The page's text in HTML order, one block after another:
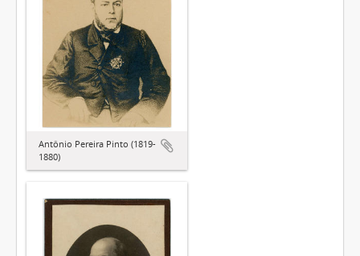
Antônio Pereira Pinto (1819-
1880)